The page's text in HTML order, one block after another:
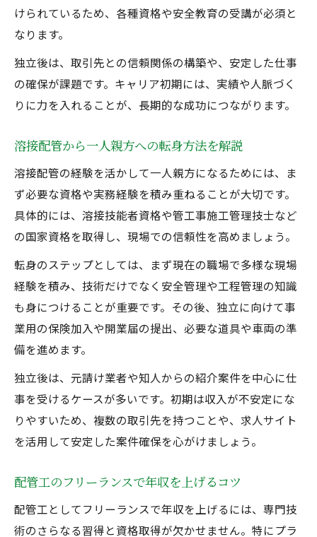
けられているため、各種資格や安全教育の受講が必須と
なります。
独立後は、取引先との信頼関係の構築や、安定した仕事
の確保が課題です。キャリア初期には、実績や人脈づく
りに力を入れることが、長期的な成功につながります。
溶接配管から一人親方への転身方法を解説
溶接配管の経験を活かして一人親方になるためには、ま
ず必要な資格や実務経験を積み重ねることが大切です。
具体的には、溶接技能者資格や管工事施工管理技士など
の国家資格を取得し、現場での信頼性を高めましょう。
転身のステップとしては、まず現在の職場で多様な現場
経験を積み、技術だけでなく安全管理や工程管理の知識
も身につけることが重要です。その後、独立に向けて事
業用の保険加入や開業届の提出、必要な道具や車両の準
備を進めます。
独立後は、元請け業者や知人からの紹介案件を中心に仕
事を受けるケースが多いです。初期は収入が不安定にな
りやすいため、複数の取引先を持つことや、求人サイト
を活用して安定した案件確保を心がけましょう。
配管工のフリーランスで年収を上げるコツ
配管工としてフリーランスで年収を上げるには、専門技
術のさらなる習得と資格取得が欠かせません。特にプラ